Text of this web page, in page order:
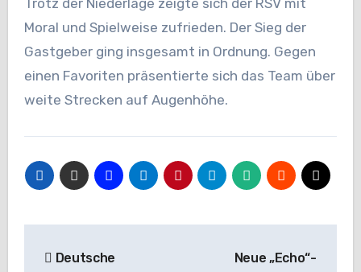
Trotz der Niederlage zeigte sich der RSV mit
Moral und Spielweise zufrieden. Der Sieg der
Gastgeber ging insgesamt in Ordnung. Gegen
einen Favoriten präsentierte sich das Team über
weite Strecken auf Augenhöhe.
Deutsche
Neue „Echo“-